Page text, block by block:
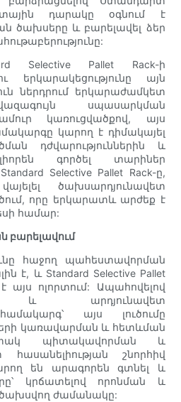
դարակը օգնում է
ծախսերը և բարելավել ձեր
Selective Pallet Rack-ի
երկարակեցությունը այն
ներդրում երկարաժամկետ
սպասարկման
կառուցվածքով, այս
կարող է դիմակայել
դժվարություններին և
գործել տարիներ
Selective Pallet Rack-ը,
ծախսարդյունավետ
որը երկարատև արժեք է
համար:
բարելավում
հաջող պահեստավորման
է, և Standard Selective Pallet
այս ոլորտում: Ապահովելով
և արդյունավետ
այս լուծումը
կառավարման և հետևման
պիտակավորման և
շնորհիվ
են արագորեն գտնել և
կրճատելով որոնման և
ժամանակը: